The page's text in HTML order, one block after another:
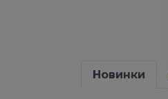
Новинки